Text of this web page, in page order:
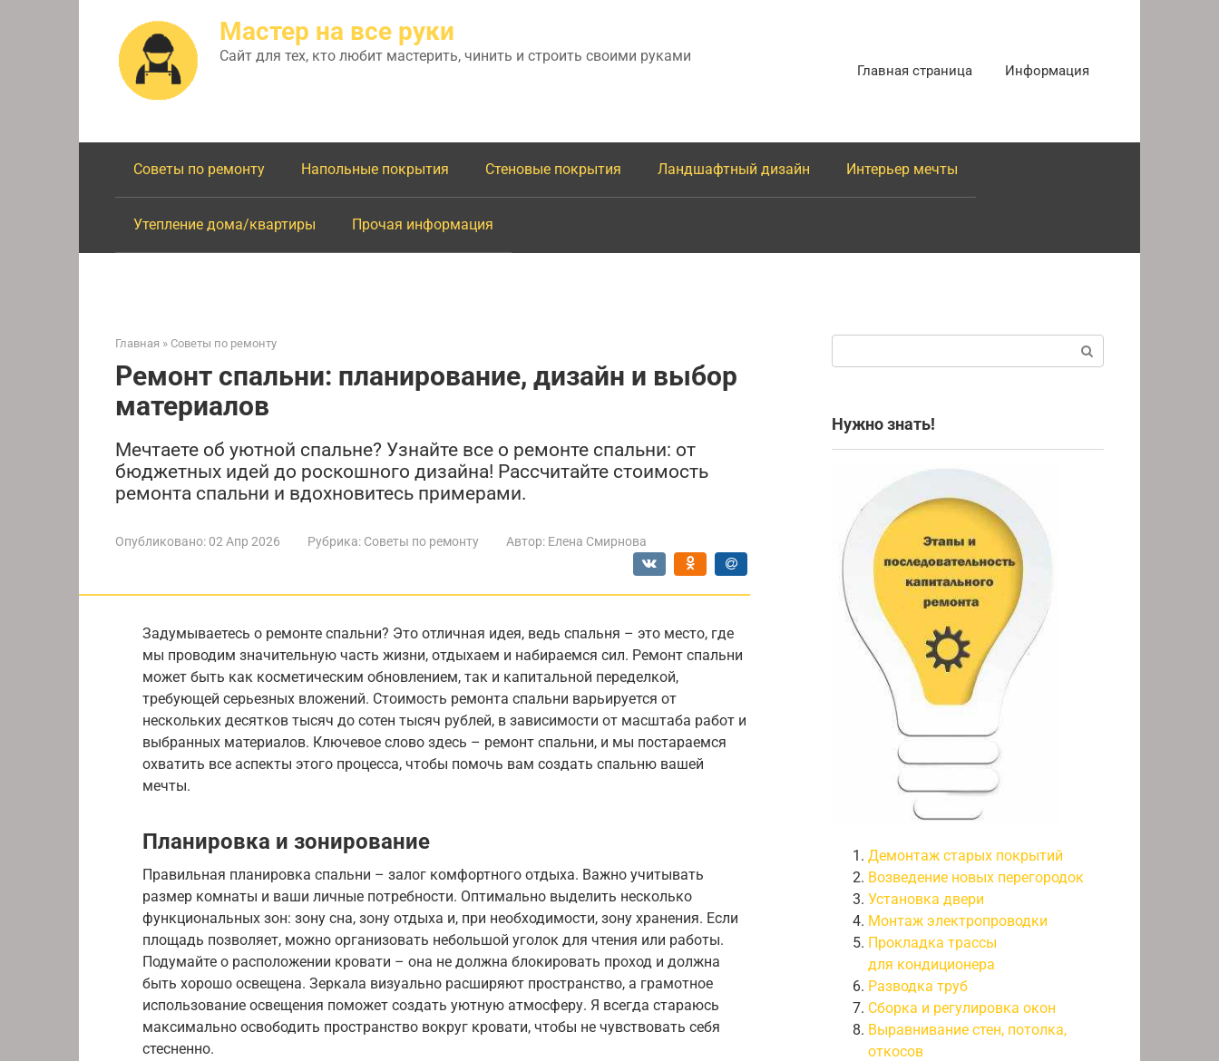
Мастер на все руки
Сайт для тех, кто любит мастерить, чинить и строить своими руками
Главная страница Информация
Советы по ремонту Напольные покрытия Стеновые покрытия Ландшафтный дизайн Интерьер мечты
Утепление дома/квартиры Прочая информация
Главная » Советы по ремонту
Ремонт спальни: планирование, дизайн и выбор
материалов
Мечтаете об уютной спальне? Узнайте все о ремонте спальни: от
бюджетных идей до роскошного дизайна! Рассчитайте стоимость
ремонта спальни и вдохновитесь примерами.
Опубликовано: 02 Апр 2026 Рубрика: Советы по ремонту Автор: Елена Смирнова
Задумываетесь о ремонте спальни? Это отличная идея, ведь спальня – это место, где
мы проводим значительную часть жизни, отдыхаем и набираемся сил. Ремонт спальни
может быть как косметическим обновлением, так и капитальной переделкой,
требующей серьезных вложений. Стоимость ремонта спальни варьируется от
нескольких десятков тысяч до сотен тысяч рублей, в зависимости от масштаба работ и
выбранных материалов. Ключевое слово здесь – ремонт спальни, и мы постараемся
охватить все аспекты этого процесса, чтобы помочь вам создать спальню вашей
мечты.
Планировка и зонирование
Правильная планировка спальни – залог комфортного отдыха. Важно учитывать
размер комнаты и ваши личные потребности. Оптимально выделить несколько
функциональных зон: зону сна, зону отдыха и, при необходимости, зону хранения. Если
площадь позволяет, можно организовать небольшой уголок для чтения или работы.
Подумайте о расположении кровати – она не должна блокировать проход и должна
быть хорошо освещена. Зеркала визуально расширяют пространство, а грамотное
использование освещения поможет создать уютную атмосферу. Я всегда стараюсь
максимально освободить пространство вокруг кровати, чтобы не чувствовать себя
стесненно.
Нужно знать!
Демонтаж старых покрытий
Возведение новых перегородок
Установка двери
Монтаж электропроводки
Прокладка трассы
для кондиционера
Разводка труб
Сборка и регулировка окон
Выравнивание стен, потолка,
откосов